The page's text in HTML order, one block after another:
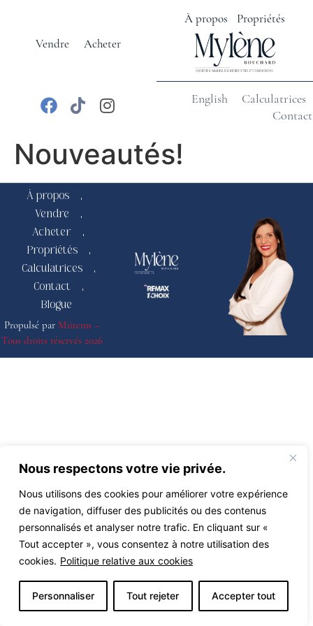
Nous respectons votre vie privée.
Nous utilisons des cookies pour améliorer votre expérience
de navigation, diffuser des publicités ou des contenus
personnalisés et analyser notre trafic. En cliquant sur «
Tout accepter », vous consentez à notre utilisation des
cookies. Politique relative aux cookies
Personnaliser Tout rejeter Accepter tout
Vendre Acheter
À propos Propriétés
English
Calculatrices
Contact
Nouveautés!
À propos
Vendre
Acheter
Propriétés
Calculatrices
Contact
Blogue
Propulsé par Miitems –
Tous droits réservés 2026